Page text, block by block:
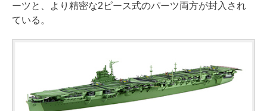
ーツと、より精密な2ピース式のパーツ両方が封入され
ている。